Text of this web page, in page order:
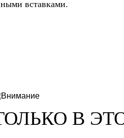
вставками.
В